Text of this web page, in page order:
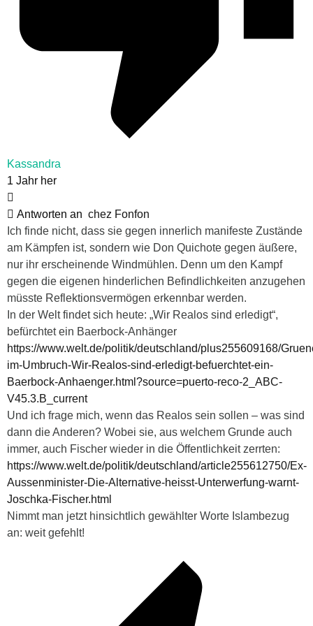
Kassandra
1 Jahr her
Antworten an chez Fonfon
Ich finde nicht, dass sie gegen innerlich manifeste Zustände
am Kämpfen ist, sondern wie Don Quichote gegen äußere,
nur ihr erscheinende Windmühlen. Denn um den Kampf
gegen die eigenen hinderlichen Befindlichkeiten anzugehen
müsste Reflektionsvermögen erkennbar werden.
In der Welt findet sich heute: „Wir Realos sind erledigt“,
befürchtet ein Baerbock-Anhänger
https://www.welt.de/politik/deutschland/plus255609168/
im-Umbruch-Wir-Realos-sind-erledigt-befuerchtet-ein-
Baerbock-Anhaenger.html?source=puerto-reco-2_ABC-
V45.3.B_current
Und ich frage mich, wenn das Realos sein sollen – was sind
dann die Anderen? Wobei sie, aus welchem Grunde auch
immer, auch Fischer wieder in die Öffentlichkeit zerrten:
https://www.welt.de/politik/deutschland/article255612750/Ex-
Aussenminister-Die-Alternative-heisst-Unterwerfung-warnt-
Joschka-Fischer.html
Nimmt man jetzt hinsichtlich gewählter Worte Islambezug
an: weit gefehlt!